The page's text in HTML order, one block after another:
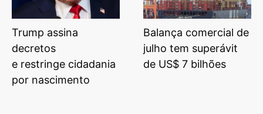
Trump assina
decretos
e restringe cidadania
por nascimento
Balança comercial de
julho tem superávit
de US$ 7 bilhões